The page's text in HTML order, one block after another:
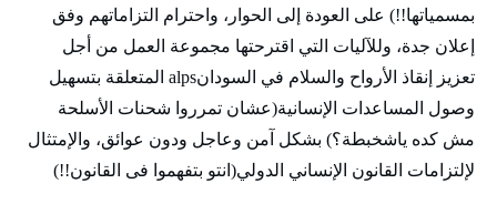
بمسمياتها!!) على العودة إلى الحوار، واحترام التزاماتهم وفق
إعلان جدة، وللآليات التي اقترحتها مجموعة العمل من أجل
تعزيز إنقاذ الأرواح والسلام في السودانalps المتعلقة بتسهيل
وصول المساعدات الإنسانية(عشان تمرروا شحنات الأسلحة
مش كده ياشخبطة؟) بشكل آمن وعاجل ودون عوائق، والإمتثال
لإلتزامات القانون الإنساني الدولي(انتو بتفهموا فی القانون!!)